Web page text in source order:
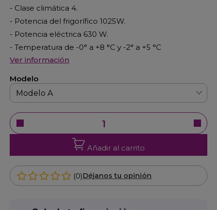
- Clase climática 4.
- Potencia del frigorífico 1025W.
- Potencia eléctrica 630 W.
- Temperatura de -0° a +8 °C y -2° a +5 °C
Ver información
Modelo
Añadir al carrito
(0)Déjanos tu opinión